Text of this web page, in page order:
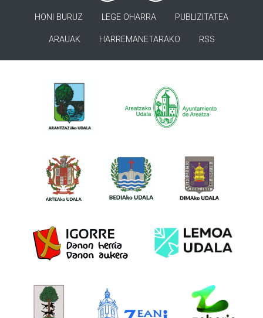
HONI BURUZ LEGE OHARRA PUBLIZITATEA
ARAUAK HARREMANETARAKO RSS